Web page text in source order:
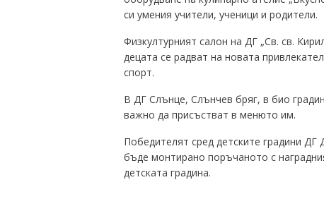
си умения учители, ученици и родители.
Физкултурният салон на ДГ „Св. св.
децата се радват на новата
спорт.
В ДГ Слънце, Слънчев бряг, в био
важно да присъстват в менюто им.
Победителят сред детските градини
бъде монтирано поръчаното с
детската градина.